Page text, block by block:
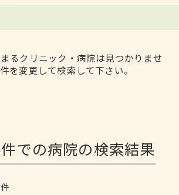
るクリニック・病院は見つかりませ
を変更して検索して下さい。
での病院の検索結果
件